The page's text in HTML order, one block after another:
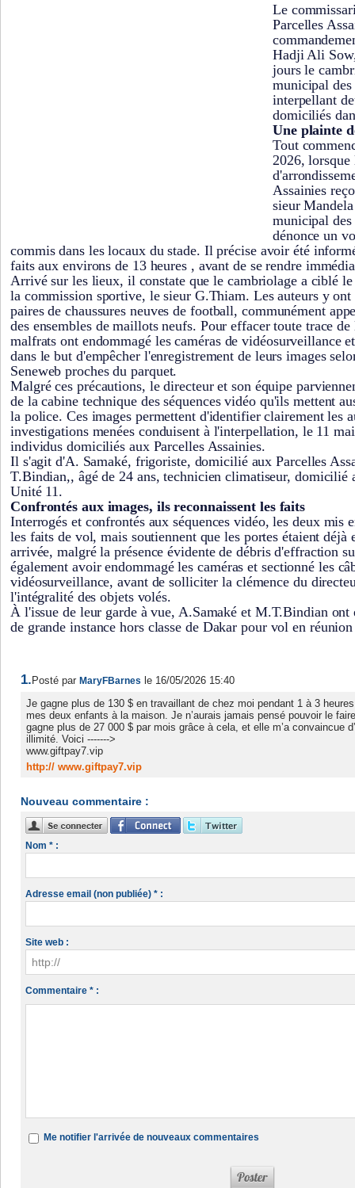
Le
Parcelles
Hadji Ali
jours le
municipal des
interpellant
domiciliés
Une plainte
Tout
2026,
Assainies
sieur
municipal
dénonce un
commis dans les locaux du stade. Il précise avoir été
faits aux environs de 13 heures , avant de se rendre
Arrivé sur les lieux, il constate que le cambriolage a ciblé le
la commission sportive, le sieur G.Thiam. Les auteurs y ont
paires de chaussures neuves de football, communément
des ensembles de maillots neufs. Pour effacer toute trace de
malfrats ont endommagé les caméras de vidéosurveillance
dans le but d'empêcher l'enregistrement de leurs images
Seneweb proches du parquet.
Malgré ces précautions, le directeur et son équipe
de la cabine technique des séquences vidéo qu'ils mettent
la police. Ces images permettent d'identifier clairement les
investigations menées conduisent à l'interpellation, le 11
individus domiciliés aux Parcelles Assainies.
Il s'agit d'A. Samaké, frigoriste, domicilié aux Parcelles
T.Bindian,, âgé de 24 ans, technicien climatiseur, domicilié
Unité 11.
Confrontés aux images, ils reconnaissent les faits
Interrogés et confrontés aux séquences vidéo, les deux mis
les faits de vol, mais soutiennent que les portes étaient déjà
arrivée, malgré la présence évidente de débris d'effraction
également avoir endommagé les caméras et sectionné les
vidéosurveillance, avant de solliciter la clémence du
l'intégralité des objets volés.
À l'issue de leur garde à vue, A.Samaké et M.T.Bindian ont
de grande instance hors classe de Dakar pour vol en
1.Posté parMaryFBarnes le 16/05/2026 15:40
Je gagne plus de 130 $ en travaillant de chez moi pendant 1 à 3
mes deux enfants à la maison. Je n’aurais jamais pensé pouvoir le
gagne plus de 27 000 $ par mois grâce à cela, et elle m’a convaincue
illimité. Voici ------->
www.giftpay7.vip
http:// www.giftpay7.vip
Nouveau commentaire :
Nom * :
Adresse email (non publiée) * :
Site web :
Commentaire * :
Me notifier l'arrivée de nouveaux commentaires